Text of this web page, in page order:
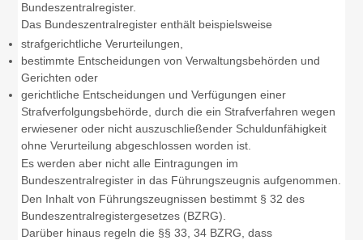
Bundeszentralregister.
Das Bundeszentralregister enthält beispielsweise
strafgerichtliche Verurteilungen,
bestimmte Entscheidungen von Verwaltungsbehörden und
Gerichten oder
gerichtliche Entscheidungen und Verfügungen einer
Strafverfolgungsbehörde, durch die ein Strafverfahren wegen
erwiesener oder nicht auszuschließender Schuldunfähigkeit
ohne Verurteilung abgeschlossen worden ist.
Es werden aber nicht alle Eintragungen im
Bundeszentralregister in das Führungszeugnis aufgenommen.
Den Inhalt von Führungszeugnissen bestimmt § 32 des
Bundeszentralregistergesetzes (BZRG).
Darüber hinaus regeln die §§ 33, 34 BZRG, dass